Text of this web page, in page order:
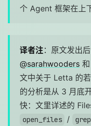
个 Agent 框架在上
译者注 ：原文发出
@sarahwooders 和
文中关于 Letta 的
的分析是从 3 月底
快：文里详述的
open_files /